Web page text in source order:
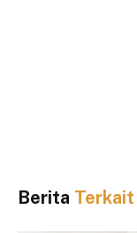
Berita Terkait